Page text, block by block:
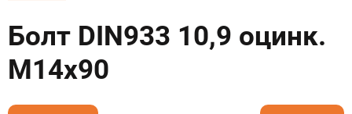
Болт DIN933 10,9 оцинк.
М14х90